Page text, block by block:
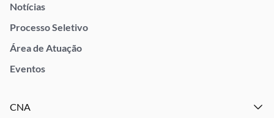
Notícias
Processo Seletivo
Área de Atuação
Eventos
CNA